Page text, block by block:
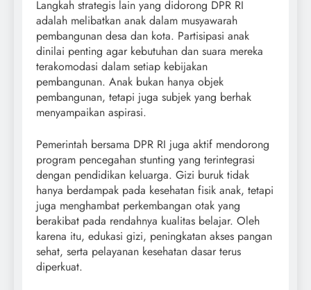
Langkah strategis lain yang didorong DPR RI
adalah melibatkan anak dalam musyawarah
pembangunan desa dan kota. Partisipasi anak
dinilai penting agar kebutuhan dan suara mereka
terakomodasi dalam setiap kebijakan
pembangunan. Anak bukan hanya objek
pembangunan, tetapi juga subjek yang berhak
menyampaikan aspirasi.
Pemerintah bersama DPR RI juga aktif mendorong
program pencegahan stunting yang terintegrasi
dengan pendidikan keluarga. Gizi buruk tidak
hanya berdampak pada kesehatan fisik anak, tetapi
juga menghambat perkembangan otak yang
berakibat pada rendahnya kualitas belajar. Oleh
karena itu, edukasi gizi, peningkatan akses pangan
sehat, serta pelayanan kesehatan dasar terus
diperkuat.